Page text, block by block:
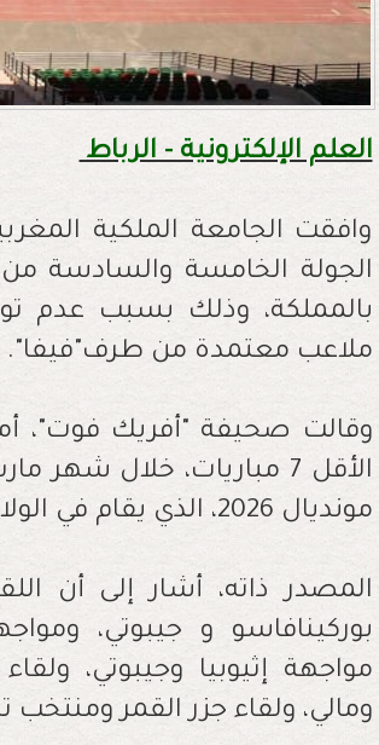
العلم الإلكترونية - الرباط
وافقت الجامعة الملكية
بالمملكة، وذلك بسبب عدم
ملاعب معتمدة من طرف"فيفا".
وقالت صحيفة "أفريك
الأقل 7 مباريات، خلال
مونديال 2026، الذي يقام في الولايات المتحدة الأمريكية، والمكسيك، وكندا.
المصدر ذاته، أشار إلى أن
بوركينافاسو و جيبوتي،
مواجهة إثيوبيا وجيبوتي،
ومالي، ولقاء جزر القمر ومنتخب